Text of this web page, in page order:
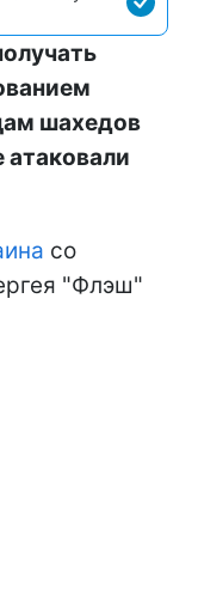
шахедов
атаковали
со
"Флэш"